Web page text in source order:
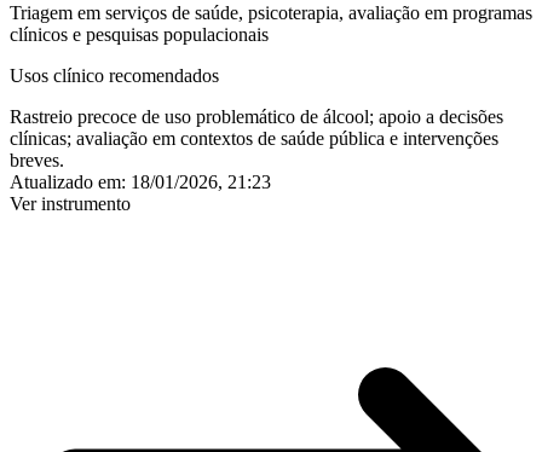
Triagem em serviços de saúde, psicoterapia, avaliação em programas
clínicos e pesquisas populacionais
Usos clínico recomendados
Rastreio precoce de uso problemático de álcool; apoio a decisões
clínicas; avaliação em contextos de saúde pública e intervenções
breves.
Atualizado em: 18/01/2026, 21:23
Ver instrumento